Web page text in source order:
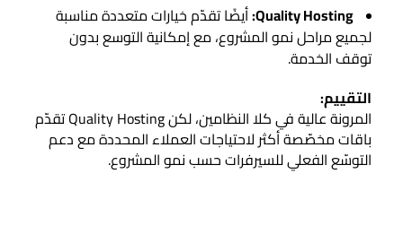
Quality Hosting: أيضًا تقدّم خيارات متعددة مناسبة
لجميع مراحل نمو المشروع، مع إمكانية التوسع بدون
توقف الخدمة.
التقييم:
المرونة عالية في كلا النظامين، لكن Quality Hosting تقدّم
باقات مخصّصة أكثر لاحتياجات العملاء المحددة مع دعم
التوسّع الفعلي للسيرفرات حسب نمو المشروع.